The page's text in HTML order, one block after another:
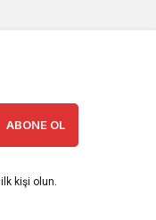
ABONE OL
kişi olun.